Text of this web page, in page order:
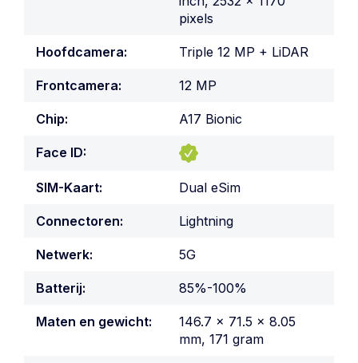
pixels
Hoofdcamera: Triple 12 MP + LiDAR
Frontcamera: 12 MP
Chip: A17 Bionic
Face ID:
SIM-Kaart: Dual eSim
Connectoren: Lightning
Netwerk: 5G
Batterij: 85%-100%
Maten en gewicht:
146.7 x 71.5 x 8.05
mm, 171 gram